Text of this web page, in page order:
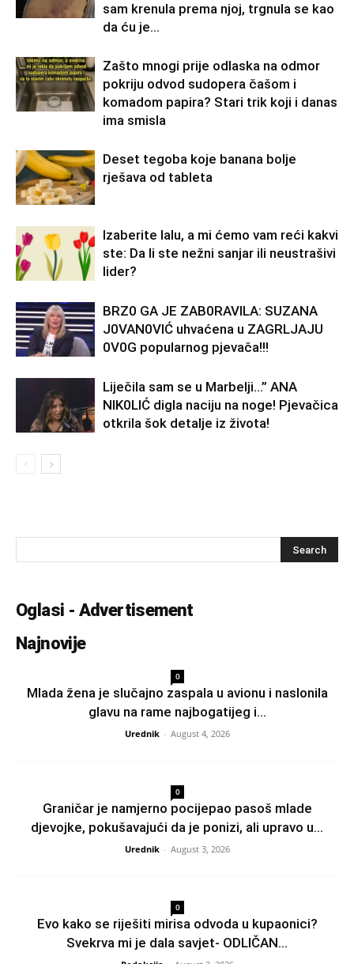
sam krenula prema njoj, trgnula se kao
da ću je...
Zašto mnogi prije odlaska na odmor
pokriju odvod sudopera čašom i
komadom papira? Stari trik koji i danas
ima smisla
Deset tegoba koje banana bolje
rješava od tableta
Izaberite lalu, a mi ćemo vam reći kakvi
ste: Da li ste nežni sanjar ili neustrašivi
lider?
BRZ0 GA JE ZAB0RAVlLA: SUZANA
J0VAN0VIĆ uhvaćena u ZAGRLJAJU
0V0G popularnog pjevača!!!
Liječila sam se u Marbelji…” ANA
NlK0LlĆ digla naciju na noge! Pjevačica
otkrila šok detalje iz života!
Oglasi - Advertisement
Najnovije
0
Mlada žena je slučajno zaspala u avionu i naslonila
glavu na rame najbogatijeg i...
Urednik - August 4, 2026
0
Graničar je namjerno pocijepao pasoš mlade
djevojke, pokušavajući da je ponizi, ali upravo u...
Urednik - August 3, 2026
0
Evo kako se riješiti mirisa odvoda u kupaonici?
Svekrva mi je dala savjet- ODLIČAN...